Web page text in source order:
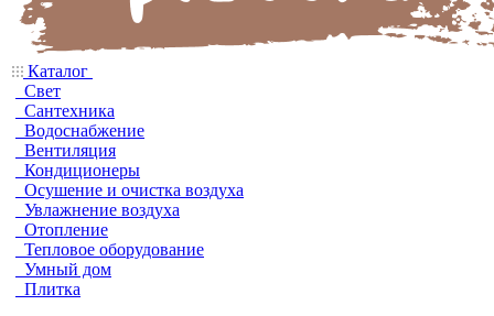
Каталог
Свет
Сантехника
Водоснабжение
Вентиляция
Кондиционеры
Осушение и очистка воздуха
Увлажнение воздуха
Отопление
Тепловое оборудование
Умный дом
Плитка